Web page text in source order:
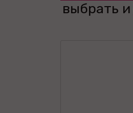
выбрать и